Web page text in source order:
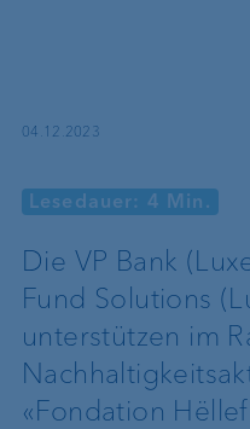
04.12.2023
Lesedauer: 4 Min.
Die VP Bank
Fund Solutions
unterstützen im
«Fondation